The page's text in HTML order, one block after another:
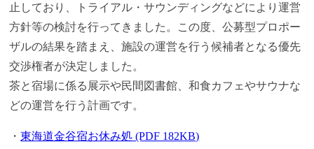
止しており、トライアル・サウンディングなどにより運営
方針等の検討を行ってきました。この度、公募型プロポー
ザルの結果を踏まえ、施設の運営を行う候補者となる優先
交渉権者が決定しました。
茶と宿場に係る展示や民間図書館、和食カフェやサウナな
どの運営を行う計画です。
・東海道金谷宿お休み処 (PDF 182KB)